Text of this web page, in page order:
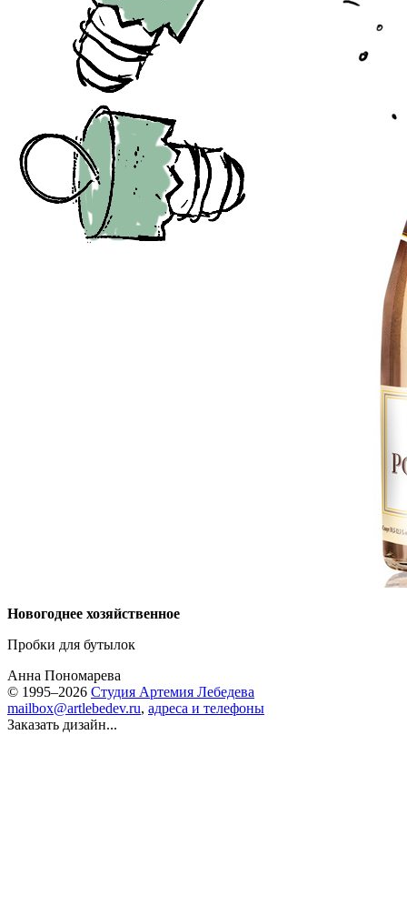
Новогоднее хозяйственное
Пробки для бутылок
Анна Пономарева
© 1995–2026 Студия Артемия Лебедева
mailbox@artlebedev.ru, адреса и телефоны
Заказать дизайн...